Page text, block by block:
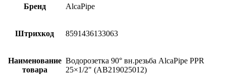
Бренд AlcaPipe
Штрихкод 8591436133063
Наименование
товара
Водорозетка 90° вн.резьба AlcaPipe PPR
25×1/2" (AB219025012)